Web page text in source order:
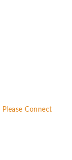
Please Connect